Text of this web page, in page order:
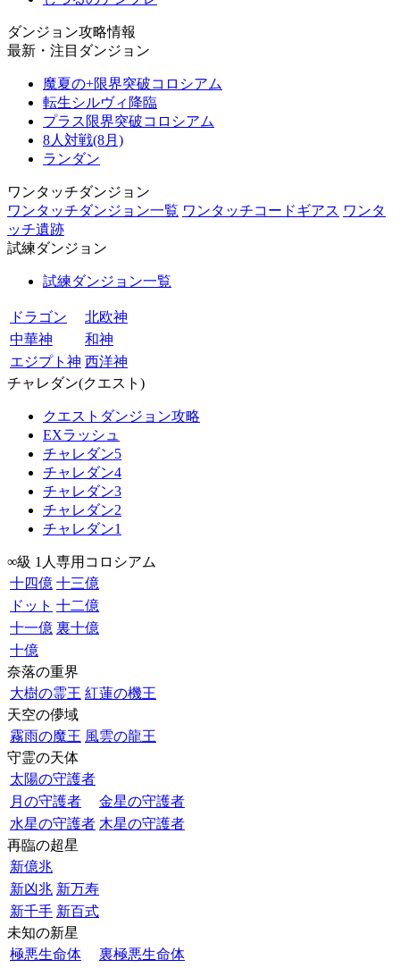
ダンジョン攻略情報
最新・注目ダンジョン
魔夏の+限界突破コロシアム
転生シルヴィ降臨
プラス限界突破コロシアム
8人対戦(8月)
ランダン
ワンタッチダンジョン
ワンタッチダンジョン一覧 ワンタッチコードギアス ワンタ
ッチ遺跡
試練ダンジョン
試練ダンジョン一覧
ドラゴン
北欧神
中華神
和神
エジプト神 西洋神
チャレダン(クエスト)
クエストダンジョン攻略
EXラッシュ
チャレダン5
チャレダン4
チャレダン3
チャレダン2
チャレダン1
∞級 1人専用コロシアム
十四億 十三億
ドット 十二億
十一億 裏十億
十億
奈落の重界
大樹の霊王 紅蓮の機王
天空の儚域
霧雨の魔王 風雲の龍王
守霊の天体
太陽の守護者
月の守護者
金星の守護者
水星の守護者 木星の守護者
再臨の超星
新億兆
新凶兆 新万寿
新千手 新百式
未知の新星
極悪生命体
裏極悪生命体